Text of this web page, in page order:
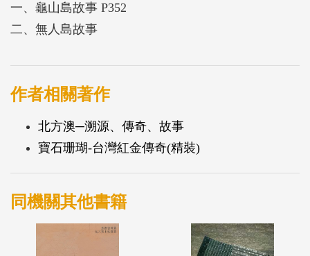
一、龜山島故事 P352
二、無人島故事
作者相關著作
北方澳─溯源、傳奇、故事
寶石珊瑚-台灣紅金傳奇(精裝)
同機關其他書籍